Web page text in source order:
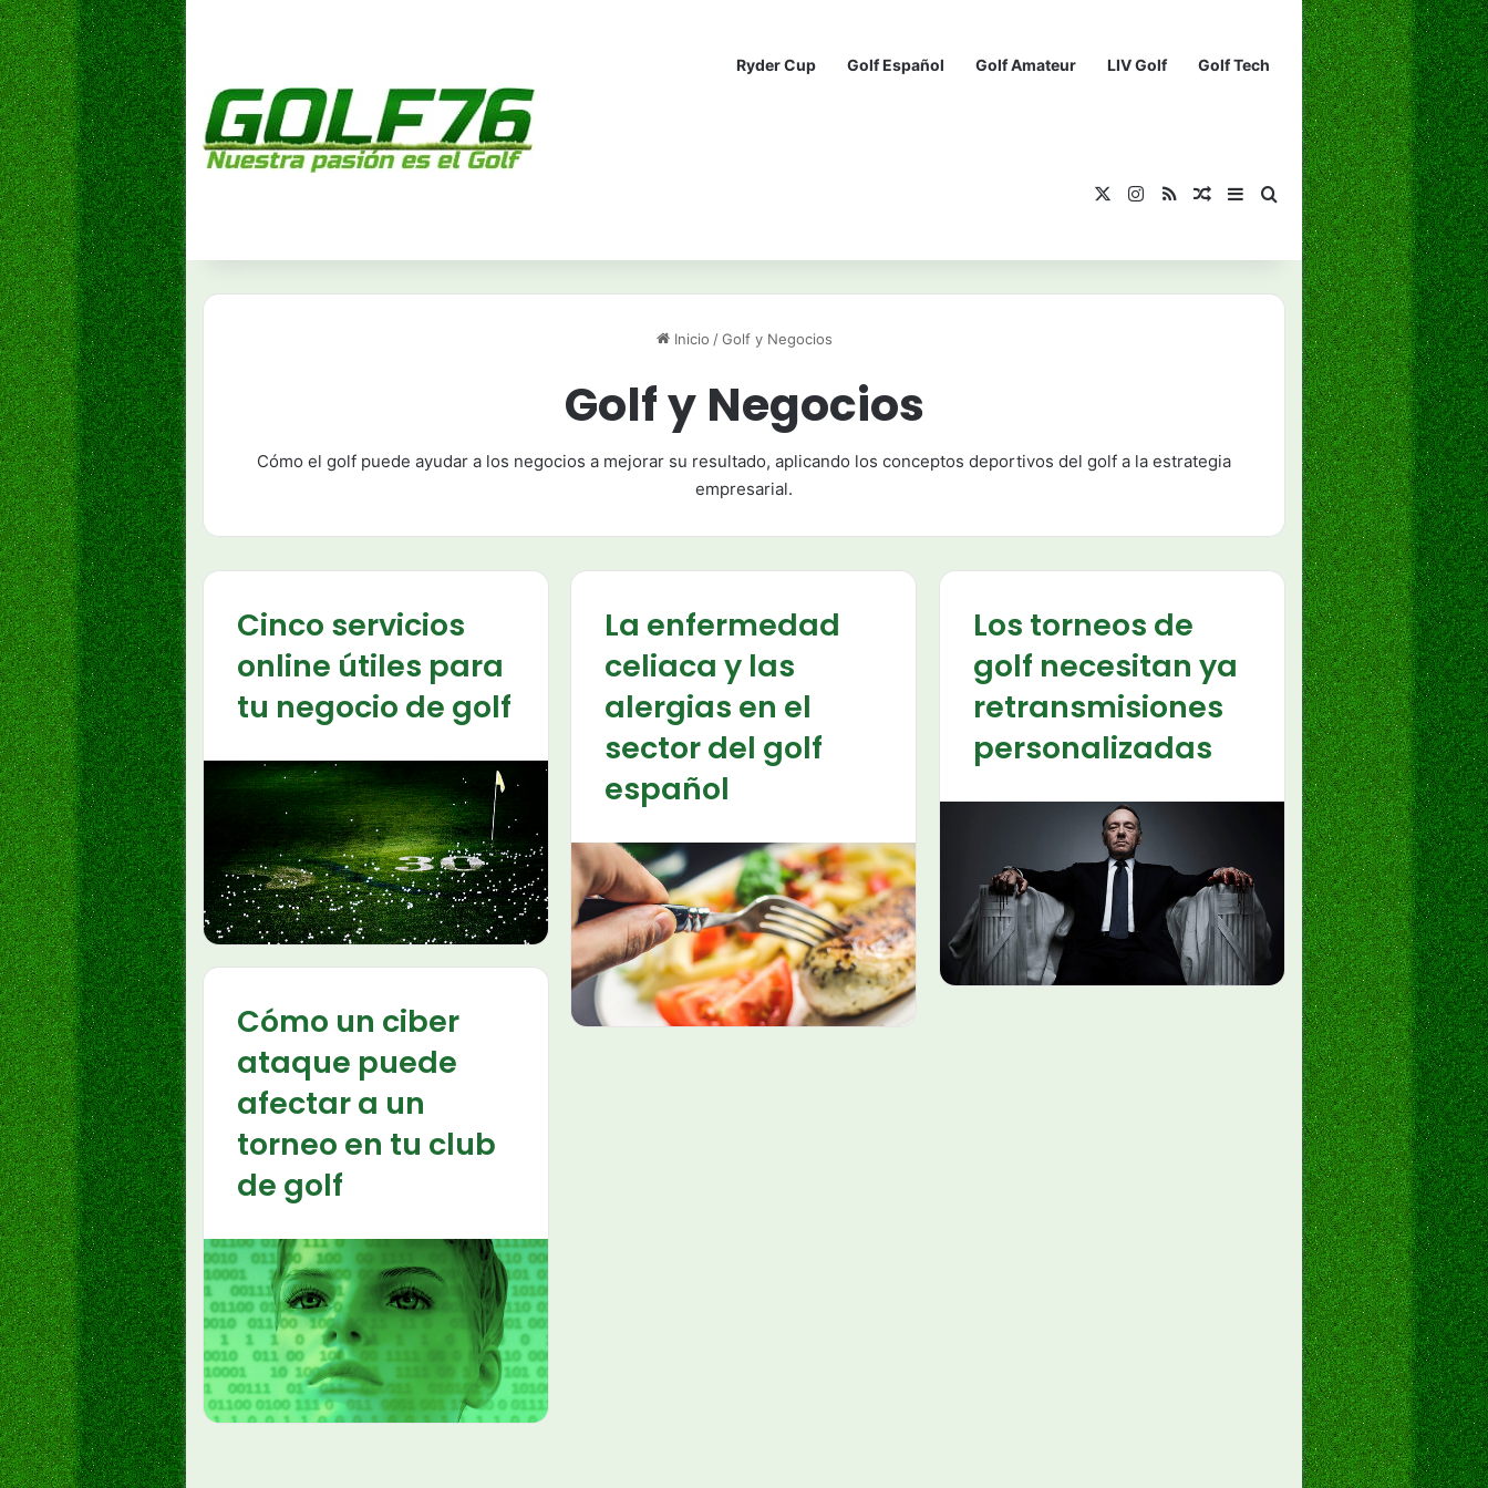
Ryder Cup Golf Español Golf Amateur LIV Golf Golf Tech
Instagram
RSS ¡Muéstrame un artículo
Barra lateral
Buscar...
Inicio / Golf y Negocios
Golf y Negocios
Cómo el golf puede ayudar a los negocios a mejorar su resultado, aplicando los conceptos deportivos del golf a la estrategia
empresarial.
Cinco servicios
online útiles para
tu negocio de golf
La enfermedad
celiaca y las
alergias en el
sector del golf
español
Los torneos de
golf necesitan ya
retransmisiones
personalizadas
Cómo un ciber
ataque puede
afectar a un
torneo en tu club
de golf